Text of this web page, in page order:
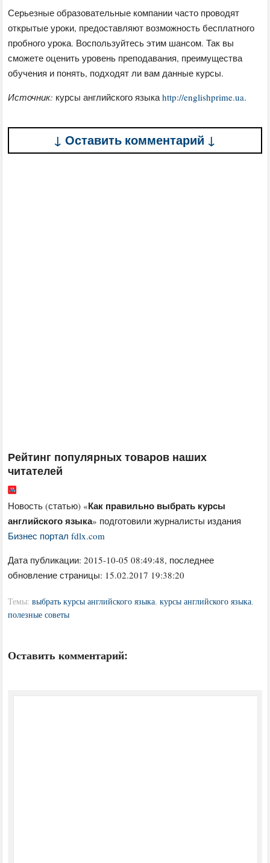
Серьезные образовательные компании часто проводят
открытые уроки, предоставляют возможность бесплатного
пробного урока. Воспользуйтесь этим шансом. Так вы
сможете оценить уровень преподавания, преимущества
обучения и понять, подходят ли вам данные курсы.
Источник: курсы английского языкаhttp://englishprime.ua.
↓ Оставить комментарий ↓
Рейтинг популярных товаров наших
читателей
Новость (статью) «Как правильно выбрать курсы
английского языка» подготовили журналисты издания
Бизнес портал fdlx.com
Дата публикации:2015-10-05 08:49:48, последнее
обновление страницы: 15.02.2017 19:38:20
Темы:выбрать курсы английского языка,курсы английского языка,
полезные советы
Оставить комментарий: